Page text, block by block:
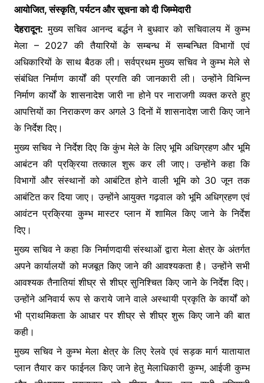
आयोजित, संस्कृति, पर्यटन और सूचना को दी जिम्मेदारी
देहरादून: मुख्य सचिव आनन्द बर्द्धन ने बुधवार को सचिवालय में कुम्भ
मेला – 2027 की तैयारियों के सम्बन्ध में सम्बन्धित विभागों एवं
अधिकारियों के साथ बैठक ली। सर्वप्रथम मुख्य सचिव ने कुम्भ मेले से
संबंधित निर्माण कार्यों की प्रगति की जानकारी ली। उन्होंने विभिन्न
निर्माण कार्यों के शासनादेश जारी ना होने पर नाराजगी व्यक्त करते हुए
आपत्तियों का निराकरण कर अगले 3 दिनों में शासनादेश जारी किए जाने
के निर्देश दिए।
मुख्य सचिव ने निर्देश दिए कि कुंभ मेले के लिए भूमि अधिग्रहण और भूमि
आबंटन की प्रक्रिया तत्काल शुरू कर ली जाए। उन्होंने कहा कि
विभागों और संस्थानों को आबंटित होने वाली भूमि को 30 जून तक
आबंटित कर दिया जाए। उन्होंने आयुक्त गढ़वाल को भूमि अधिग्रहण एवं
आवंटन प्रक्रिया कुम्भ मास्टर प्लान में शामिल किए जाने के निर्देश
दिए।
मुख्य सचिव ने कहा कि निर्माणदायी संस्थाओं द्वारा मेला क्षेत्र के अंतर्गत
अपने कार्यालयों को मजबूत किए जाने की आवश्यकता है। उन्होंने सभी
आवश्यक तैनातियां शीघ्र से शीघ्र सुनिश्चित किए जाने के निर्देश दिए।
उन्होंने अनिवार्य रूप से कराये जाने वाले अस्थायी प्रकृति के कार्यों को
भी प्राथमिकता के आधार पर शीघ्र से शीघ्र शुरू किए जाने की बात
कही।
मुख्य सचिव ने कुम्भ मेला क्षेत्र के लिए रेलवे एवं सड़क मार्ग यातायात
प्लान तैयार कर फाईनल किए जाने हेतु मेलाधिकारी कुम्भ, आईजी कुम्भ